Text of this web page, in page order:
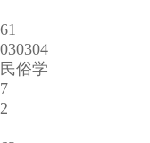
61
030304
民俗学
7
2